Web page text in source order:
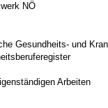
NÖ
Gesundheits- und
Arbeiten